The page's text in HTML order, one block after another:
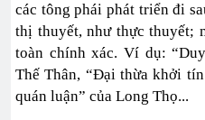
các tông phái phát triển đi
thị thuyết, như thực thuyết;
toàn chính xác. Ví dụ:
Thế Thân, “Đại thừa khởi
quán luận” của Long Thọ...